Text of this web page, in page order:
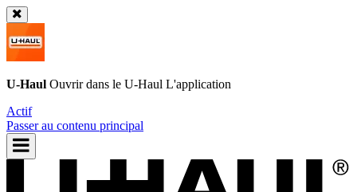
U-Haul Ouvrir dans le U-Haul L'application
Actif
Passer au contenu principal